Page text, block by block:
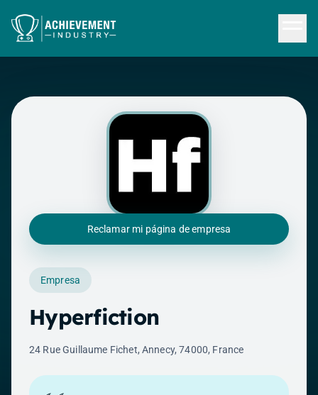
Reclamar mi página de empresa
Empresa
Hyperfiction
24 Rue Guillaume Fichet, Annecy, 74000, France